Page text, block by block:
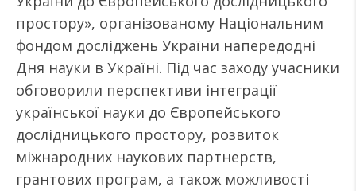
простору», організованому Національним
фондом досліджень України напередодні
Дня науки в Україні. Під час заходу учасники
обговорили перспективи інтеграції
української науки до Європейського
дослідницького простору, розвиток
міжнародних наукових партнерств,
грантових програм, а також можливості